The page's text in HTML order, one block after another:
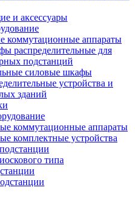
и аксессуары
коммутационные аппараты
распределительные для
подстанций
силовые шкафы
устройства и
зданий
коммутационные аппараты
комплектные устройства
типа